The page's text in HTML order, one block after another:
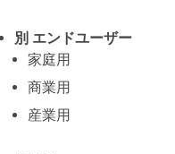
別 エンドユーザー
家庭用
商業用
産業用